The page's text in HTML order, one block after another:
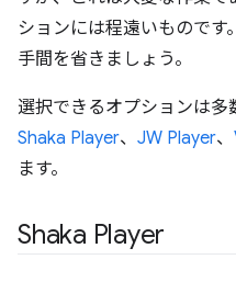
ションには程遠いものです
手間を省きましょう。
選択できるオプションは
Shaka Player、 JW Player、
ます。
Shaka Player